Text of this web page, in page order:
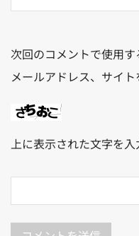
次回のコメントで使用す
メールアドレス、サイト
上に表示された文字を入